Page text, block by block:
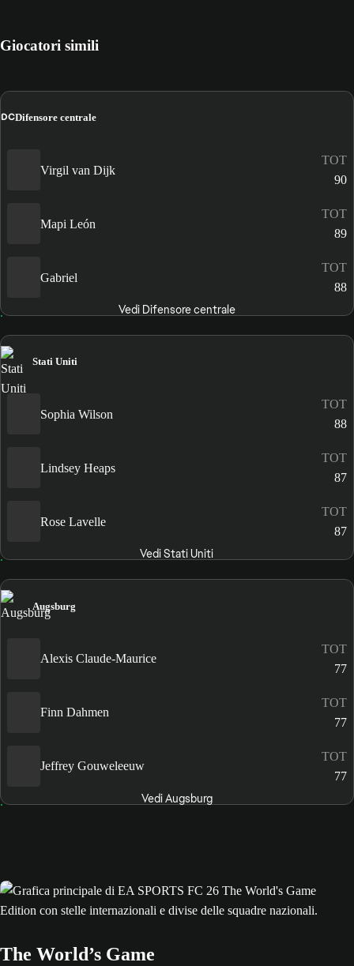
Giocatori simili
DCDifensore centrale
Virgil van Dijk
TOT
90
Mapi León
TOT
89
Gabriel
TOT
88
Vedi Difensore centrale
Stati Uniti
Sophia Wilson
TOT
88
Lindsey Heaps
TOT
87
Rose Lavelle
TOT
87
Vedi Stati Uniti
Augsburg
Alexis Claude-Maurice
TOT
77
Finn Dahmen
TOT
77
Jeffrey Gouweleeuw
TOT
77
Vedi Augsburg
The World’s Game